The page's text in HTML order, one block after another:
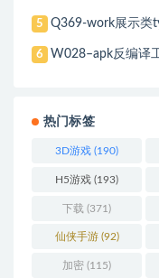
5 Q369-work展示类
6 W028–apk反编译
热门标签
3D游戏 (190)
H5游戏 (193)
下载 (371)
仙侠手游(92)
加密 (115)